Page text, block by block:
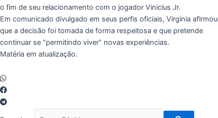
o fim de seu relacionamento com o jogador Vinicius Jr.
Em comunicado divulgado em seus perfis oficiais, Virginia afirmou
que a decisão foi tomada de forma respeitosa e que pretende
continuar se “permitindo viver” novas experiências.
Matéria em atualização.